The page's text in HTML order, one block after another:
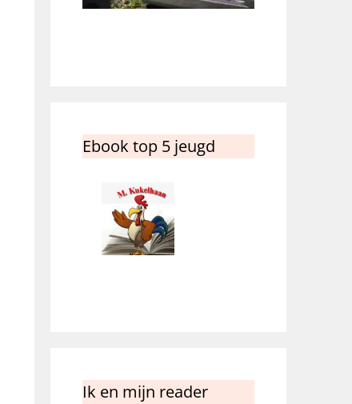
Ebook top 5 jeugd
Ik en mijn reader